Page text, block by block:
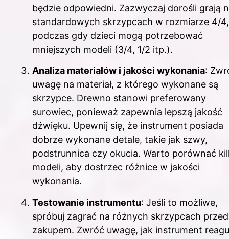
będzie odpowiedni. Zazwyczaj dorośli grają
standardowych skrzypcach w rozmiarze 4/4,
podczas gdy dzieci mogą potrzebować
mniejszych modeli (3/4, 1/2 itp.).
Analiza materiałów i jakości wykonania:
uwagę na materiał, z którego wykonane są
skrzypce. Drewno stanowi preferowany
surowiec, ponieważ zapewnia lepszą jakość
dźwięku. Upewnij się, że instrument posiada
dobrze wykonane detale, takie jak szwy,
podstrunnica czy okucia. Warto porównać
modeli, aby dostrzec różnice w jakości
wykonania.
Testowanie instrumentu: Jeśli to możliwe,
spróbuj zagrać na różnych skrzypcach przed
zakupem. Zwróć uwagę, jak instrument